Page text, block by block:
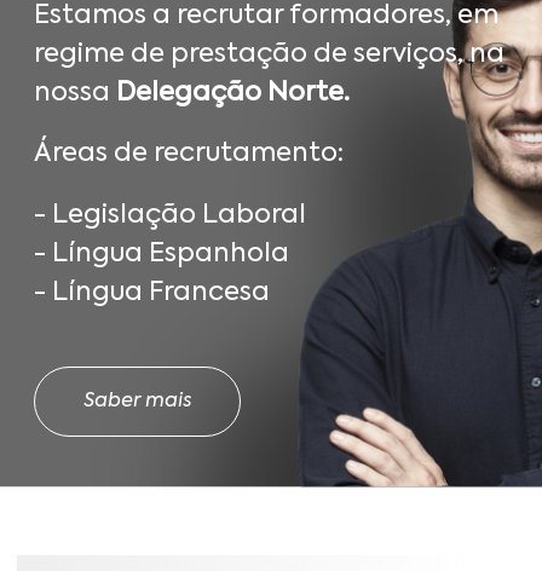
Estamos a recrutar formadores, em
regime de prestação de serviços, na
nossa Delegação Norte.
Áreas de recrutamento:
- Legislação Laboral
- Língua Espanhola
- Língua Francesa
Saber mais